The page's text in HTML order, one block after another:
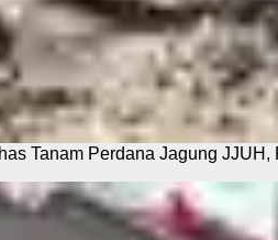
Tanam Perdana Jagung